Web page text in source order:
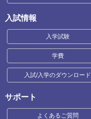
入試情報
入学試験
学費
入試/入学のダウンロード
サポート
よくあるご質問